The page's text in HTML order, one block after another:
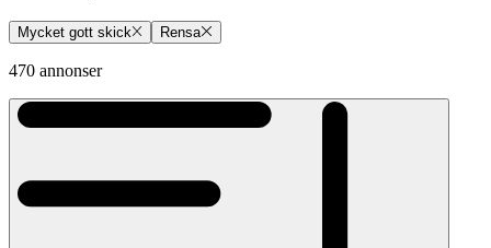
Mycket gott skick Rensa
470 annonser